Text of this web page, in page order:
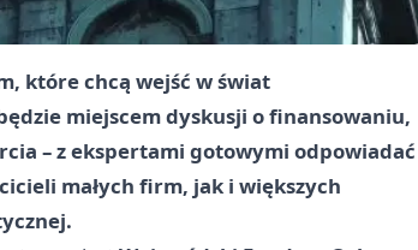
które chcą wejść w świat
miejscem dyskusji o finansowaniu,
– z ekspertami gotowymi odpowiadać
małych firm, jak i większych